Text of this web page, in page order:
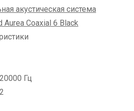
акустическая система
Aurea Coaxial 6 Black
Гц
2